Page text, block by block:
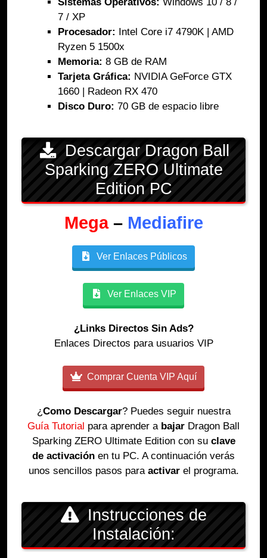
7 / XP
Procesador: Intel Core i7 4790K | AMD
Ryzen 5 1500x
Memoria: 8 GB de RAM
Tarjeta Gráfica: NVIDIA GeForce GTX
1660 | Radeon RX 470
Disco Duro: 70 GB de espacio libre
Descargar Dragon Ball
Sparking ZERO Ultimate
Edition PC
Mega– Mediafire
Ver Enlaces Públicos
Ver Enlaces VIP
¿Links Directos Sin Ads?
Enlaces Directos para usuarios VIP
Comprar Cuenta VIP Aquí
¿Como Descargar? Puedes seguir nuestra
Guía Tutorial para aprender a bajar Dragon Ball
Sparking ZERO Ultimate Edition con su clave
de activación en tu PC. A continuación verás
unos sencillos pasos para activarel programa.
Instrucciones de
Instalación: